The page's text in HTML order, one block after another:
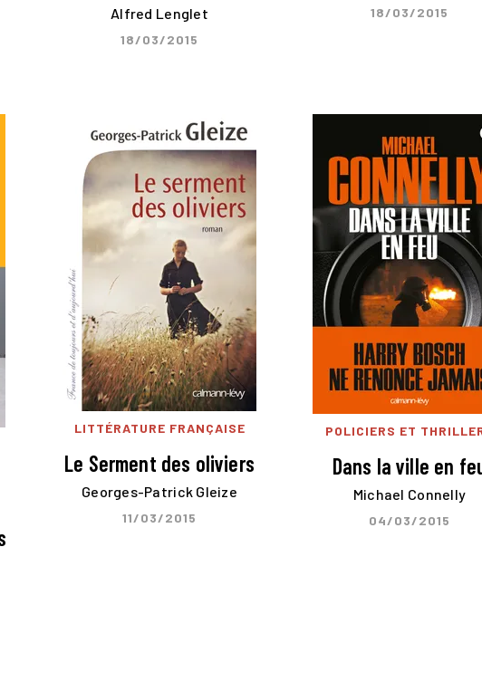
Alfred Lenglet
18/03/2015
18/03/2015
LITTÉRATURE FRANÇAISE
Le Serment des oliviers
Georges-Patrick Gleize
11/03/2015
POLICIERS ET
Dans la ville en
Michael Connelly
04/03/2015